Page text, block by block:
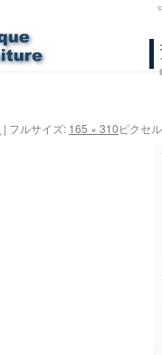
ン
| フルサイズ: 165 × 310ピクセル